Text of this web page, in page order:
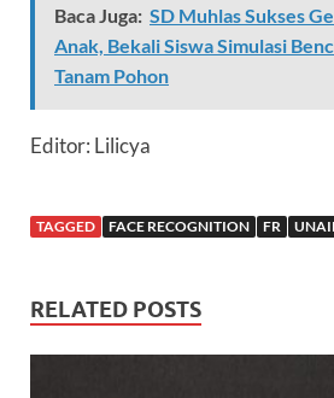
Baca Juga: SD Muhlas Sukses
Anak, Bekali Siswa Simulasi
Tanam Pohon
Editor: Lilicya
TAGGED FACE RECOGNITION FR
RELATED POSTS